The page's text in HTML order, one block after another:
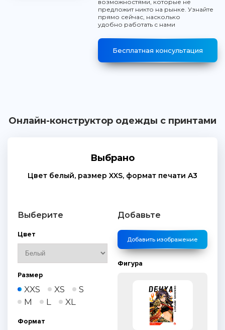
возможностями, которые не
предложит никто на рынке. Узнайте
прямо сейчас, насколько
удобно работать с нами
Бесплатная консультация
Онлайн-конструктор одежды с принтами
Выбрано
Цвет белый, размер XXS, формат печати A3
Выберите
Цвет
Размер
XXS XS
S
M
L XL
Формат
Добавьте
Добавить изображение
Фигура